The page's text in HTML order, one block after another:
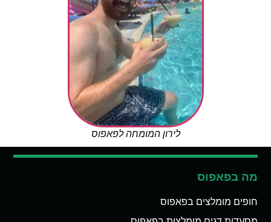
לירון המומחה לפאפוס
מה בפאפוס
חופים מומלצים בפאפוס